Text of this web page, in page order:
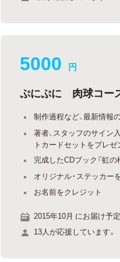
5000 円
ぷにぷに 肉球コー
制作過程など、最新情報
著者、スタッフのサイン
トカードセットをプレゼ
完成したCDブック『虹の
オリジナル・ステッカー
お名前をクレジット
2015年10月 にお届け予定
13人が応援しています。